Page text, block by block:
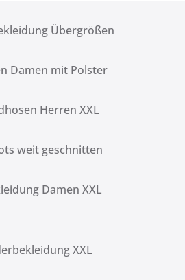
Übergrößen
Damen mit Polster
Herren XXL
weit geschnitten
Damen XXL
XXL